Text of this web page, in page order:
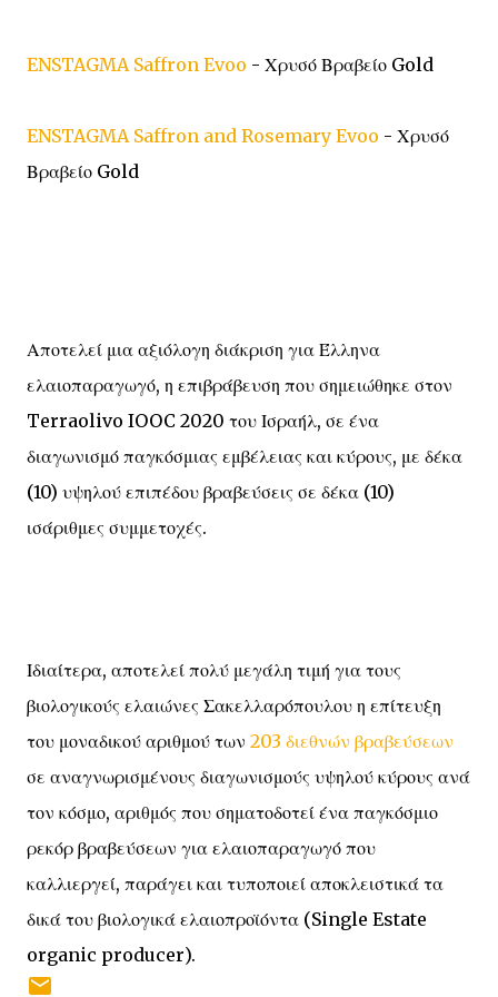
ENSTAGMA Saffron Evoo - Χρυσό Βραβείο Gold
ENSTAGMA Saffron and Rosemary Evoo - Χρυσό
Βραβείο Gold
Αποτελεί μια αξιόλογη διάκριση για Έλληνα
ελαιοπαραγωγό, η επιβράβευση που σημειώθηκε στον
Terraolivo IOOC 2020 του Ισραήλ, σε ένα
διαγωνισμό παγκόσμιας εμβέλειας και κύρους, με δέκα
(10) υψηλού επιπέδου βραβεύσεις σε δέκα (10)
ισάριθμες συμμετοχές.
Ιδιαίτερα, αποτελεί πολύ μεγάλη τιμή για τους
βιολογικούς ελαιώνες Σακελλαρόπουλου η επίτευξη
του μοναδικού αριθμού των 203 διεθνών βραβεύσεων
σε αναγνωρισμένους διαγωνισμούς υψηλού κύρους ανά
τον κόσμο, αριθμός που σηματοδοτεί ένα παγκόσμιο
ρεκόρ βραβεύσεων για ελαιοπαραγωγό που
καλλιεργεί, παράγει και τυποποιεί αποκλειστικά τα
δικά του βιολογικά ελαιοπροϊόντα (Single Estate
organic producer).